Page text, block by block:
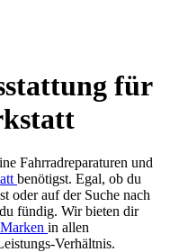
für
Fahrradreparaturen und
benötigst. Egal, ob du
oder auf der Suche nach
fündig. Wir bieten dir
Marken in allen
Verhältnis.